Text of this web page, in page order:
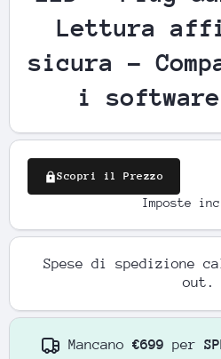
Lettura
sicura -
i software
Scopri il Prezzo
Imposte
Spese di spedizione
out.
Mancano €699 per